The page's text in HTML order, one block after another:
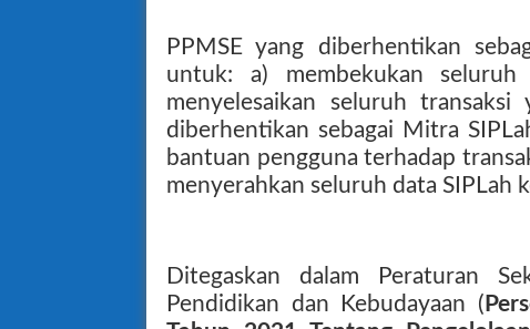
PPMSE yang diberhentikan
untuk: a) membekukan
menyelesaikan seluruh transaksi
diberhentikan sebagai Mitra
bantuan pengguna terhadap
menyerahkan seluruh data SIPLah
Ditegaskan dalam Peraturan
Pendidikan dan Kebudayaan (